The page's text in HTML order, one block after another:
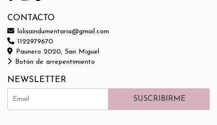
CONTACTO
lolisaindumentaria@gmail.com
1122979670
Paunero 2020, San Miguel
Botón de arrepentimiento
NEWSLETTER
SUSCRIBIRME